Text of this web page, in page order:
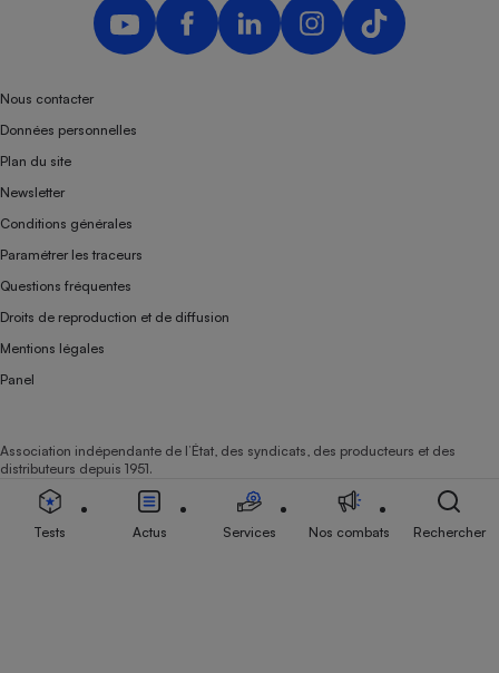
Nous contacter
Données personnelles
Plan du site
Newsletter
Conditions générales
Paramétrer les traceurs
Questions fréquentes
Droits de reproduction et de diffusion
Mentions légales
Panel
Association indépendante de l’État, des syndicats, des producteurs et des
distributeurs depuis 1951.
Tests Actus Services Nos combats Rechercher